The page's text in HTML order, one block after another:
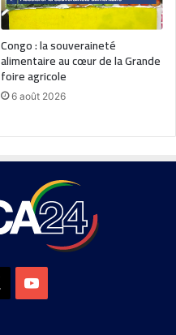
Congo : la souveraineté
alimentaire au cœur de la Grande
foire agricole
6 août 2026